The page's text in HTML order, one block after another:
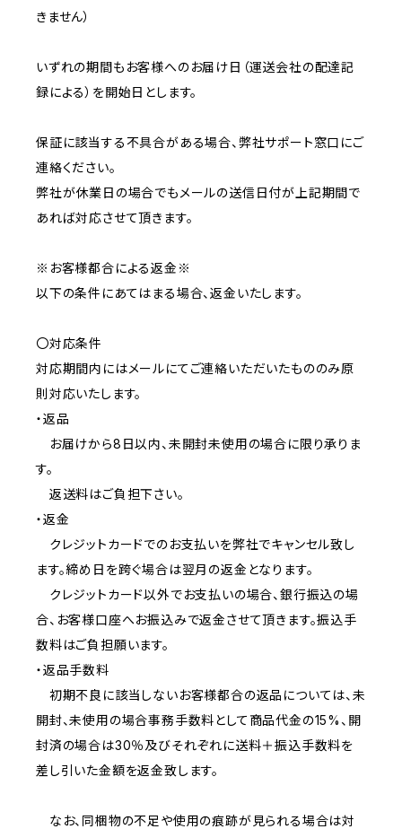
きません）
いずれの期間もお客様へのお届け日（運送会社の配達記
録による）を開始日とします。
保証に該当する不具合がある場合、弊社サポート窓口にご
連絡ください。
弊社が休業日の場合でもメールの送信日付が上記期間で
あれば対応させて頂きます。
※お客様都合による返金※
以下の条件にあてはまる場合、返金いたします。
〇対応条件
対応期間内にはメールにてご連絡いただいたもののみ原
則対応いたします。
・返品
お届けから8日以内、未開封未使用の場合に限り承りま
す。
返送料はご負担下さい。
・返金
クレジットカードでのお支払いを弊社でキャンセル致し
ます。締め日を跨ぐ場合は翌月の返金となります。
クレジットカード以外でお支払いの場合、銀行振込の場
合、お客様口座へお振込みで返金させて頂きます。振込手
数料はご負担願います。
・返品手数料
初期不良に該当しないお客様都合の返品については、未
開封、未使用の場合事務手数料として商品代金の15%、開
封済の場合は30％及びそれぞれに送料＋振込手数料を
差し引いた金額を返金致します。
なお、同梱物の不足や使用の痕跡が見られる場合は対